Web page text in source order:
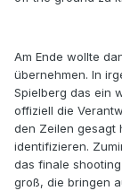
Am Ende wollte
übernehmen. In
Spielberg das ein
offiziell die
den Zeilen gesagt
identifizieren.
das finale
groß, die bringen